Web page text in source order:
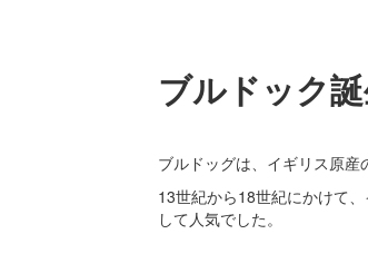
ブルドック
ブルドッグは、イギリス原産
13世紀から18世紀にかけて
して人気でした。